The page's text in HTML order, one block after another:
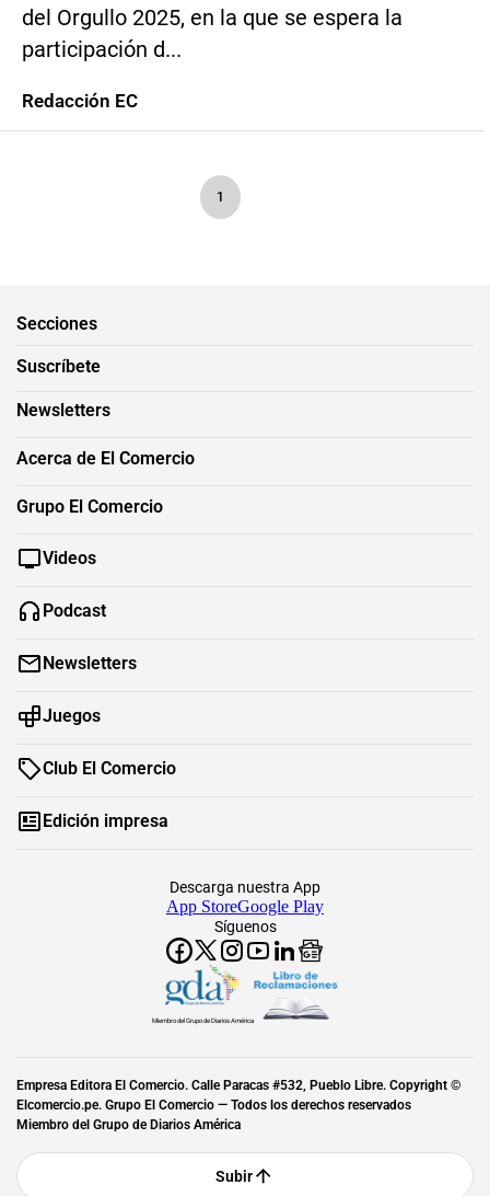
del Orgullo 2025, en la que se espera la
participación d...
Redacción EC
1
Secciones
Suscríbete
Newsletters
Acerca de El Comercio
Grupo El Comercio
Videos
Podcast
Newsletters
Juegos
Club El Comercio
Edición impresa
Síguenos
Descarga nuestra App
App StoreGoogle Play
Miembro del Grupo de Diarios América
Empresa Editora El Comercio. Calle Paracas #532, Pueblo Libre. Copyright ©
Elcomercio.pe. Grupo El Comercio — Todos los derechos reservados
Miembro del Grupo de Diarios América
Subir